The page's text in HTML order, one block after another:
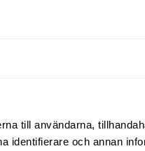
till användarna,
identifierare och annan
till årsskiftet
en
Vi